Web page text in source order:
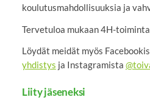
koulutusmahdollisuuksia ja
Tervetuloa mukaan 4H-
Löydät meidät myös
yhdistys ja Instagramista
Liity jäseneksi